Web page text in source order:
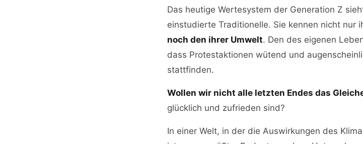
Das heutige Wertesystem der Generation Z
einstudierte Traditionelle. Sie kennen nicht nur
noch den ihrer Umwelt. Den des eigenen
dass Protestaktionen wütend und
stattfinden.
Wollen wir nicht alle letzten Endes das
glücklich und zufrieden sind?
In einer Welt, in der die Auswirkungen des